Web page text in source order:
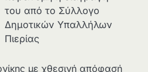
του από το Σύλλογο
Δημοτικών Υπαλλήλων
Πιερίας
με χθεσινή απόφασή